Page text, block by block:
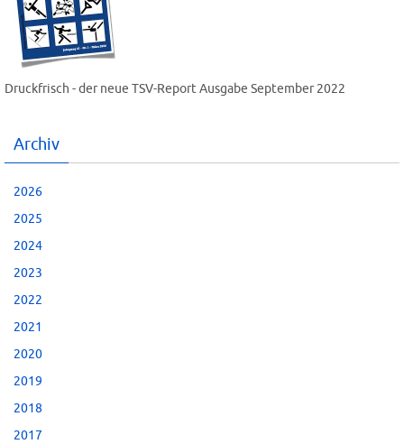
Druckfrisch - der neue TSV-Report Ausgabe September 2022
Archiv
2026
2025
2024
2023
2022
2021
2020
2019
2018
2017